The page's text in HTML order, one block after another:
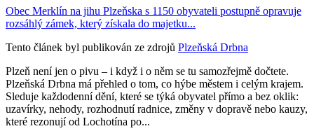
Obec Merklín na jihu Plzeňska s 1150 obyvateli postupně opravuje
rozsáhlý zámek, který získala do majetku...
Tento článek byl publikován ze zdrojů Plzeňská Drbna
Plzeň není jen o pivu – i když i o něm se tu samozřejmě dočtete.
Plzeňská Drbna má přehled o tom, co hýbe městem i celým krajem.
Sleduje každodenní dění, které se týká obyvatel přímo a bez oklik:
uzavírky, nehody, rozhodnutí radnice, změny v dopravě nebo kauzy,
které rezonují od Lochotína po...